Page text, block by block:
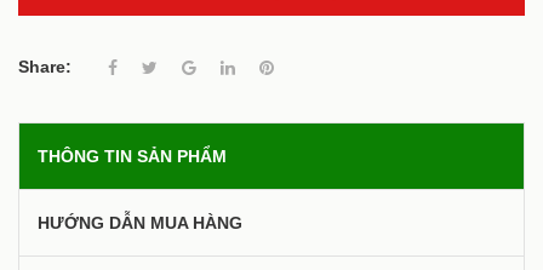
Share:
THÔNG TIN SẢN PHẨM
HƯỚNG DẪN MUA HÀNG